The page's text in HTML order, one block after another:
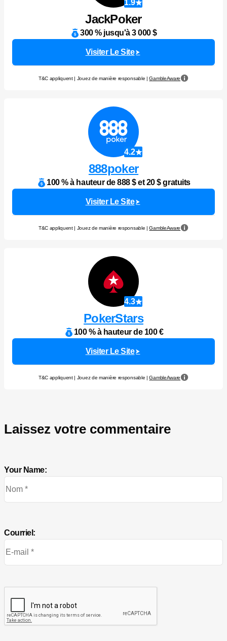
1.9
JackPoker
300 % jusqu'à 3 000 $
Visiter Le Site
T&C appliquent | Jouez de manière responsable |GambleAware
4.2
888poker
100 % à hauteur de 888 $ et 20 $ gratuits
Visiter Le Site
T&C appliquent | Jouez de manière responsable |GambleAware
4.3
PokerStars
100 % à hauteur de 100 €
Visiter Le Site
T&C appliquent | Jouez de manière responsable |GambleAware
Laissez votre commentaire
Your Name:
Courriel: